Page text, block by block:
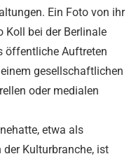
Ein Foto von ihr
Koll bei der Berlinale
öffentliche Auftreten
gesellschaftlichen
oder medialen
etwa als
der Kulturbranche, ist